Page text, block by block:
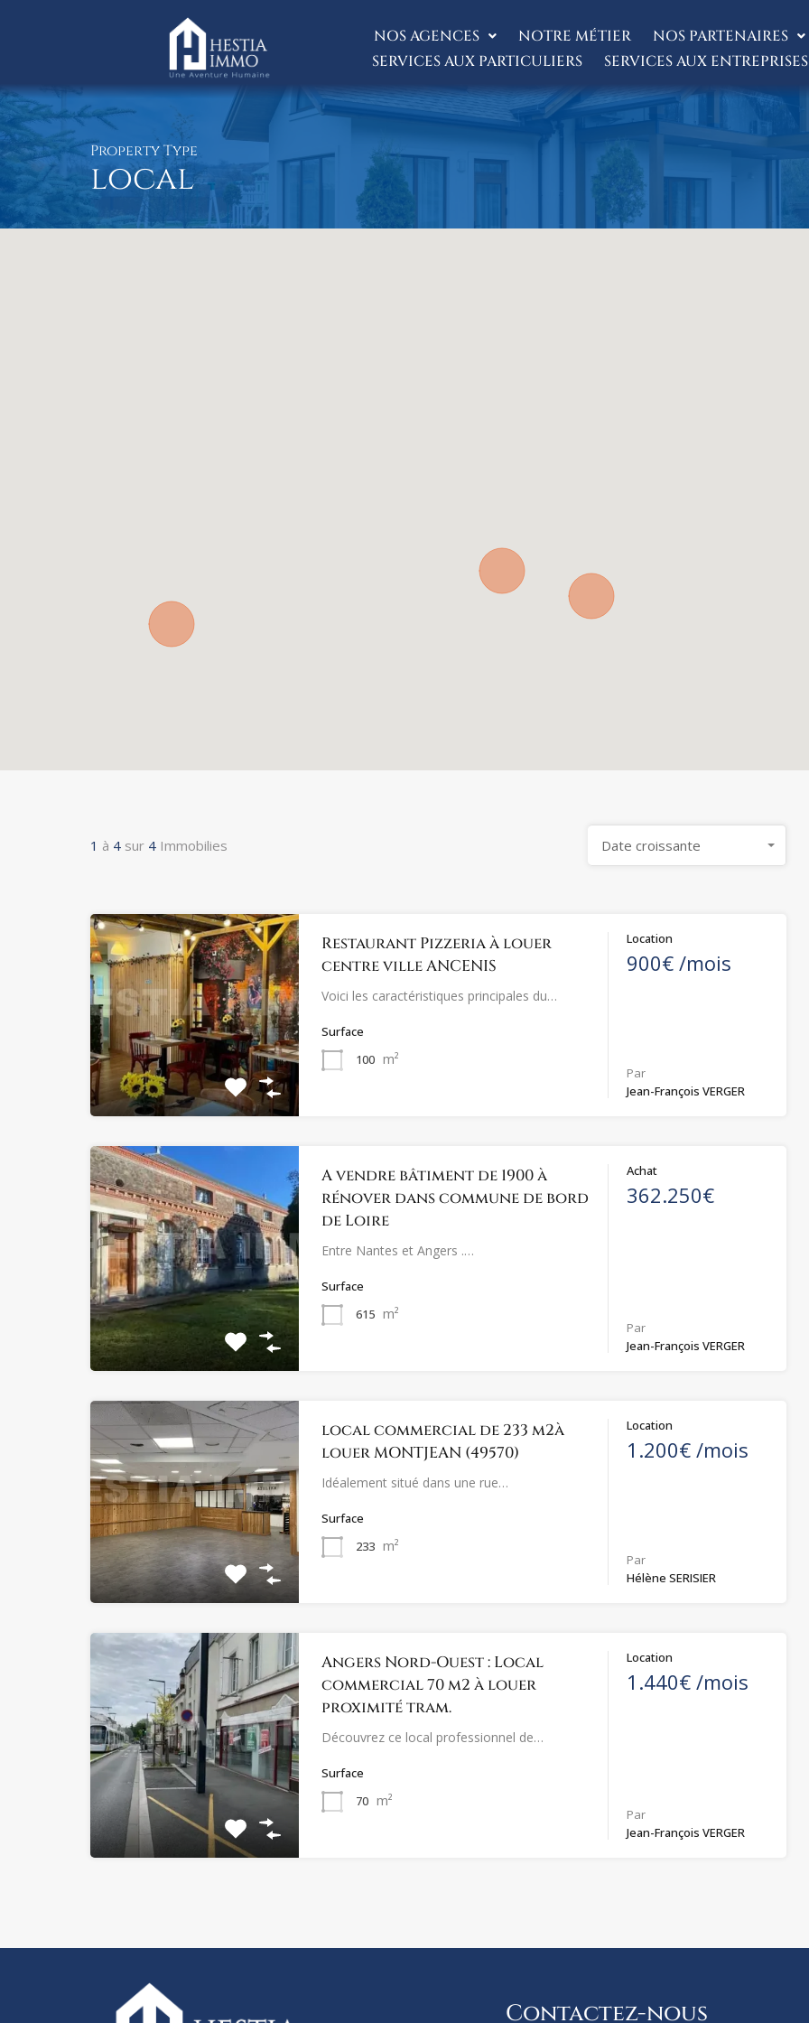
NOS AGENCES NOTRE MÉTIER
NOS PARTENAIRES
SERVICES AUX PARTICULIERS
SERVICES AUX ENTREPRISES
Property Type
local
1 à 4 sur 4 Immobilies Date croissante
Restaurant Pizzeria à louer
centre ville ANCENIS
Voici les caractéristiques principales du…
Surface
100 m²
Location
900€ /mois
Par
Jean-François VERGER
A vendre bâtiment de 1900 à
rénover dans commune de bord
de Loire
Entre Nantes et Angers .…
Surface
615 m²
Achat
362.250€
Par
Jean-François VERGER
local commercial de 233 m2à
louer MONTJEAN (49570)
Idéalement situé dans une rue…
Surface
233 m²
Location
1.200€ /mois
Par
Hélène SERISIER
Angers Nord-Ouest : Local
commercial 70 m2 à louer
proximité tram.
Découvrez ce local professionnel de…
Surface
70 m²
Location
1.440€ /mois
Par
Jean-François VERGER
Contactez-nous